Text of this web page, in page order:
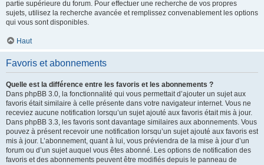
partie supérieure du forum. Pour effectuer une recherche de vos propres
sujets, utilisez la recherche avancée et remplissez convenablement les options
qui vous sont disponibles.
Haut
Favoris et abonnements
Quelle est la différence entre les favoris et les abonnements ?
Dans phpBB 3.0, la fonctionnalité qui vous permettait d’ajouter un sujet aux
favoris était similaire à celle présente dans votre navigateur internet. Vous ne
receviez aucune notification lorsqu’un sujet ajouté aux favoris était mis à jour.
Dans phpBB 3.3, les favoris sont davantage similaires aux abonnements. Vous
pouvez à présent recevoir une notification lorsqu’un sujet ajouté aux favoris est
mis à jour. L’abonnement, quant à lui, vous préviendra de la mise à jour d’un
forum ou d’un sujet auquel vous êtes abonné. Les options de notification des
favoris et des abonnements peuvent être modifiés depuis le panneau de